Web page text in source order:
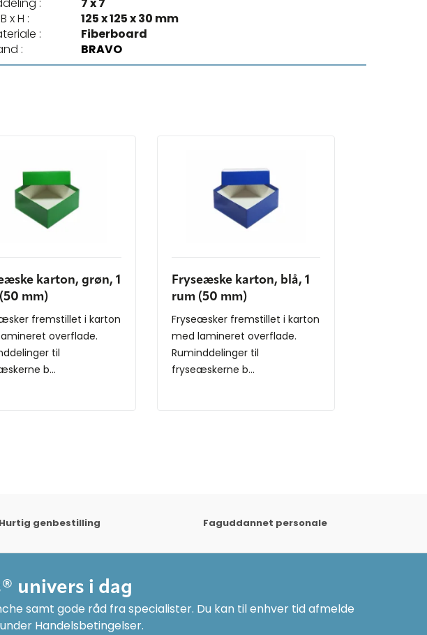
x H :
125 x 125 x 30 mm
:
Fiberboard
:
BRAVO
karton, grøn, 1
mm)
fremstillet i karton
overflade.
til
b...
Fryseæske karton, blå, 1
rum (50 mm)
Fryseæsker fremstillet i karton
med lamineret overflade.
Ruminddelinger til
fryseæskerne b...
Hurtig genbestilling Faguddannet personale
univers i dag
samt gode råd fra specialister. Du kan til enhver tid afmelde
Handelsbetingelser.